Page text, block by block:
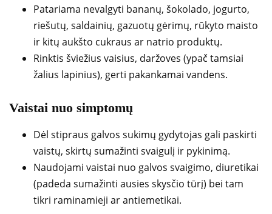
Patariama nevalgyti bananų, šokolado, jogurto,
riešutų, saldainių, gazuotų gėrimų, rūkyto maisto
ir kitų aukšto cukraus ar natrio produktų.
Rinktis šviežius vaisius, daržoves (ypač tamsiai
žalius lapinius), gerti pakankamai vandens.
Vaistai nuo simptomų
Dėl stipraus galvos sukimų gydytojas gali paskirti
vaistų, skirtų sumažinti svaigulį ir pykinimą.
Naudojami vaistai nuo galvos svaigimo, diuretikai
(padeda sumažinti ausies skysčio tūrį) bei tam
tikri raminamieji ar antiemetikai.